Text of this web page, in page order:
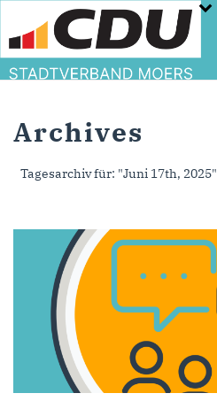
Archives
Tagesarchiv für: "Juni 17th, 2025"